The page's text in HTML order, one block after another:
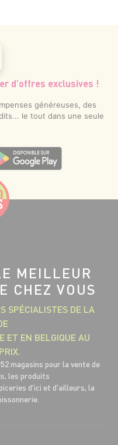
d’offres exclusives !
généreuses, des
le tout dans une seule
MEILLEUR
CHEZ VOUS
SPÉCIALISTES DE LA
ET EN BELGIQUE AU
magasins pour la vente de
les produits
d'ici et d'ailleurs, la